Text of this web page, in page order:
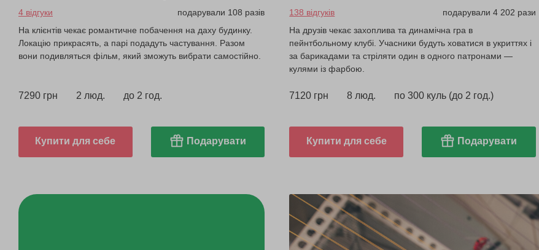
4 відгуки
подарували 108 разів
На клієнтів чекає романтичне побачення на даху будинку.
Локацію прикрасять, а парі подадуть частування. Разом
вони подивляться фільм, який зможуть вибрати самостійно.
7290 грн 2 люд. до 2 год.
Купити для себе Подарувати
138 відгуків
подарували 4 202 рази
На друзів чекає захоплива та динамічна гра в
пейнтбольному клубі. Учасники будуть ховатися в укриттях і
за барикадами та стріляти один в одного патронами —
кулями із фарбою.
7120 грн 8 люд. по 300 куль (до 2 год.)
Купити для себе Подарувати